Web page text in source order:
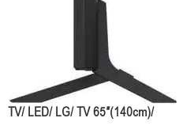
TV/ LED/ LG/ TV 65″(140cm)/